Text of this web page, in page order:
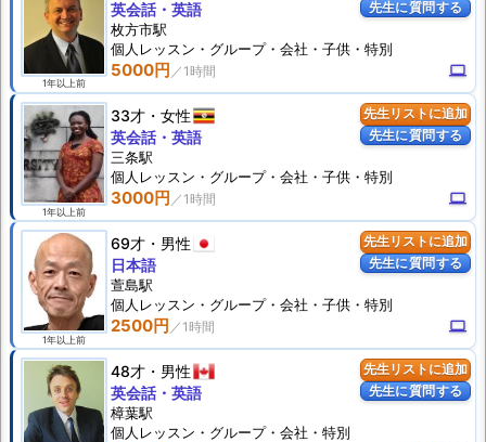
先生に質問する
1年以上前
5000円 computer
英会話・英語
枚方市駅
個人 レッスン ・グループ・会社・子供・特別
先生リストに追加
先生に質問する
1年以上前
33才 女性
3000円 computer
英会話・英語
三条駅
個人 レッスン ・グループ・会社・子供・特別
先生リストに追加
先生に質問する
1年以上前
69才 男性
2500円 computer
日本語
萱島駅
個人 レッスン ・グループ・会社・子供・特別
先生リストに追加
先生に質問する
48才 男性
英会話・英語
樟葉駅
個人 レッスン ・グループ・会社・特別